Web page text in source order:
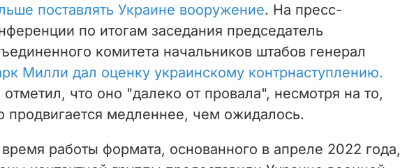
поставлять Украине вооружение. На пресс-
по итогам заседания председатель
комитета начальников штабов генерал
Милли дал оценку украинскому контрнаступлению.
что оно "далеко от провала", несмотря на то,
продвигается медленнее, чем ожидалось.
работы формата, основанного в апреле 2022 года,